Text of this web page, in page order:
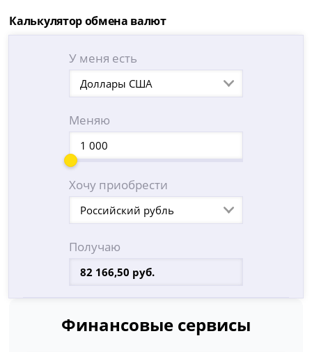
Калькулятор обмена валют
У меня есть
Доллары США
Меняю
Хочу приобрести
Российский рубль
Получаю
Финансовые сервисы